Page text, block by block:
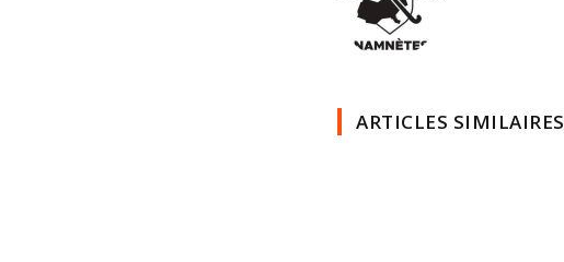
ARTICLES SIMILAIRES